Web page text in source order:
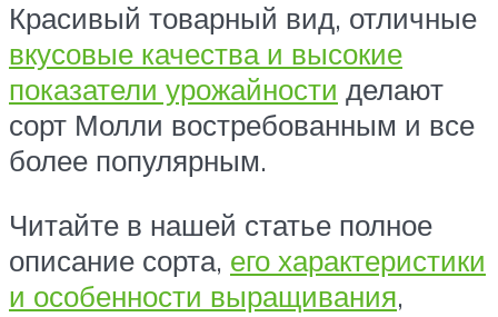
Красивый товарный вид, отличные
вкусовые качества и высокие
показатели урожайности делают
сорт Молли востребованным и все
более популярным.
Читайте в нашей статье полное
описание сорта, его характеристики
и особенности выращивания,